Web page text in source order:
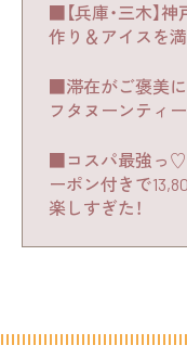
■【兵庫・三木】
作り＆アイスを満
■滞在がご褒美に
フタヌーンティ
■コスパ最強っ♡
ーポン付きで
楽しすぎた！